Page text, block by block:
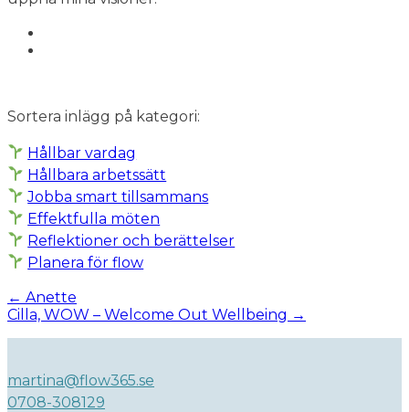
Sortera inlägg på kategori:
Hållbar vardag
Hållbara arbetssätt
Jobba smart tillsammans
Effektfulla möten
Reflektioner och berättelser
Planera för flow
Post
navigation
← Anette
Cilla, WOW – Welcome Out Wellbeing →
martina@flow365.se
0708-308129